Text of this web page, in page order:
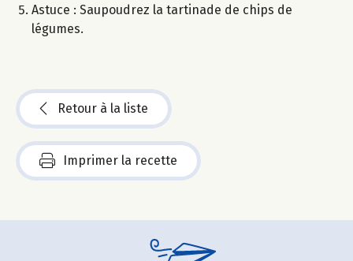
Astuce : Saupoudrez la tartinade de chips de
légumes.
Retour à la liste
Imprimer la recette